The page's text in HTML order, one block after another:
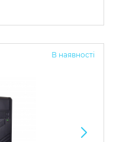
В наявності